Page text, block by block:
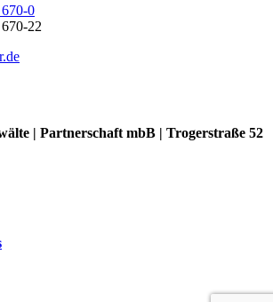
0
22
| Partnerschaft mbB | Trogerstraße 52